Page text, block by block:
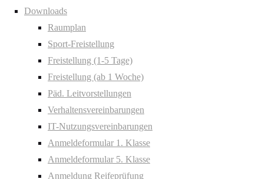
Downloads
Raumplan
Sport-Freistellung
Freistellung (1-5 Tage)
Freistellung (ab 1 Woche)
Päd. Leitvorstellungen
Verhaltensvereinbarungen
IT-Nutzungsvereinbarungen
Anmeldeformular 1. Klasse
Anmeldeformular 5. Klasse
Anmeldung Reifeprüfung